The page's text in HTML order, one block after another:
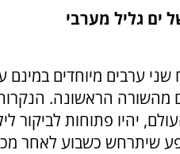
ים גליל מערבי
ערבים מיוחדים במינם
מהשורה הראשונה.
יהיו פתוחות לביקור
שיתרחש כשבוע לאחר